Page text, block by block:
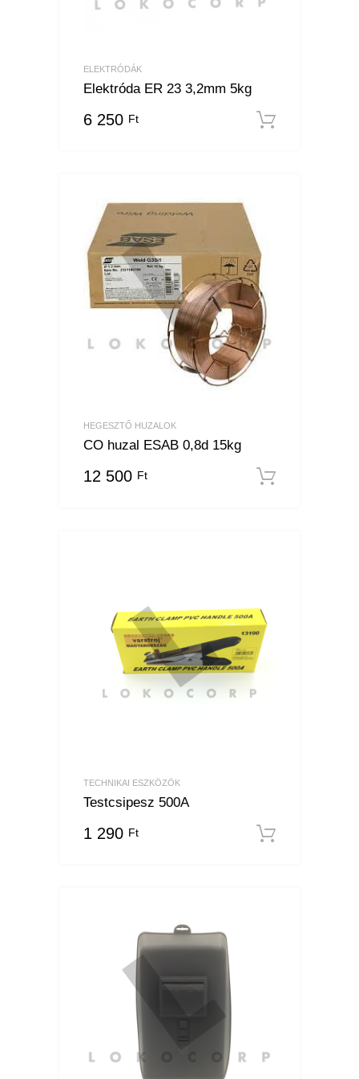
ELEKTRÓDÁK
Elektróda ER 23 3,2mm 5kg
6 250 Ft
HEGESZTŐ HUZALOK
CO huzal ESAB 0,8d 15kg
12 500 Ft
TECHNIKAI ESZKÖZÖK
Testcsipesz 500A
1 290 Ft